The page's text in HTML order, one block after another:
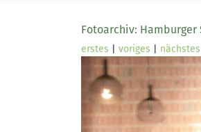
Fotoarchiv:
erstes voriges nächstes